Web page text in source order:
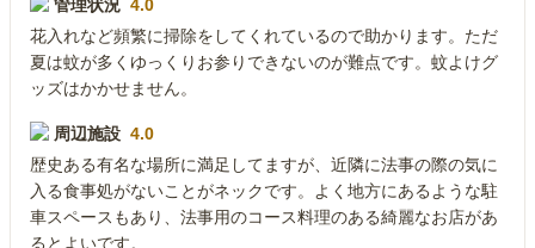
管理状況 4.0
花入れなど頻繁に掃除をしてくれているので助かります。ただ
夏は蚊が多くゆっくりお参りできないのが難点です。蚊よけグ
ッズはかかせません。
周辺施設 4.0
歴史ある有名な場所に満足してますが、近隣に法事の際の気に
入る食事処がないことがネックです。よく地方にあるような駐
車スペースもあり、法事用のコース料理のある綺麗なお店があ
るとよいです。